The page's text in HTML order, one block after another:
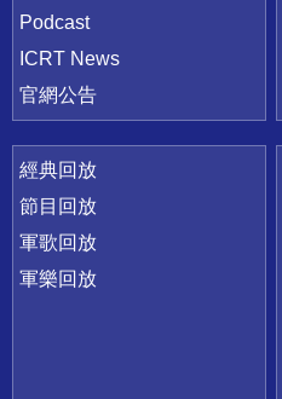
Podcast
ICRT News
官網公告
經典回放
節目回放
軍歌回放
軍樂回放